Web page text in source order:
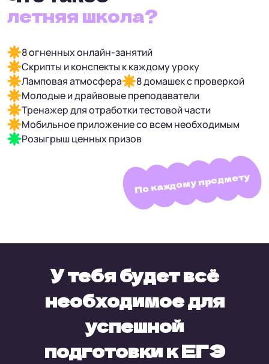
летняя школа?
8 огненных онлайн-занятий
Скрипты и конспекты к каждому уроку
Ламповая атмосфера
8 домашек с проверкой
Молодые и драйвовые преподаватели
Тренажер для отработки тестовой части
Мобильное приложение со всем необходимым
Розыгрыш ценных призов
По каждому предмету
У тебя будет всё
необходимоедля
успешной
подготовки к ЕГЭ